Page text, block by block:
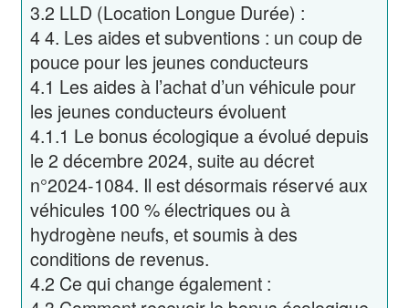
3.2 LLD (Location Longue Durée) :
44. Les aides et subventions : un coup de
pouce pour les jeunes conducteurs
4.1 Les aides à l’achat d’un véhicule pour
les jeunes conducteurs évoluent
4.1.1 Le bonus écologique a évolué depuis
le 2 décembre 2024, suite au décret
n°2024-1084. Il est désormais réservé aux
véhicules 100 % électriques ou à
hydrogène neufs, et soumis à des
conditions de revenus.
4.2 Ce qui change également :